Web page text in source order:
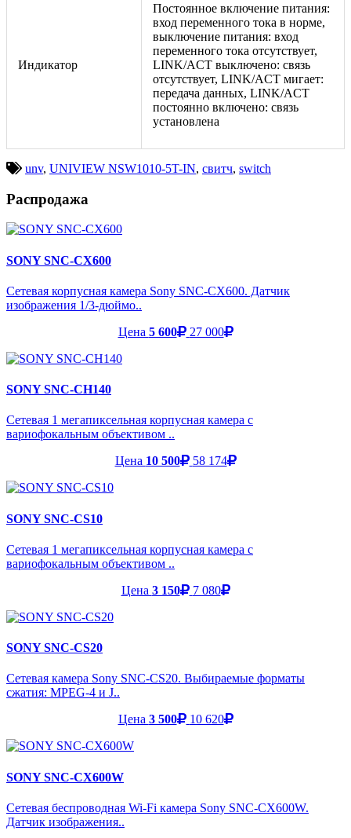
Индикатор
Постоянное включение питания:
вход переменного тока в норме,
выключение питания: вход
переменного тока отсутствует,
LINK/ACT выключено: связь
отсутствует, LINK/ACT мигает:
передача данных, LINK/ACT
постоянно включено: связь
установлена
unv, UNIVIEW NSW1010-5T-IN, свитч, switch
Распродажа
SONY SNC-CX600
Сетевая корпусная камера Sony SNC-CX600. Датчик
изображения 1/3-дюймо..
Цена 5 600 27 000
SONY SNC-CH140
Сетевая 1 мегапиксельная корпусная камера с
вариофокальным объективом ..
Цена 10 500 58 174
SONY SNC-CS10
Сетевая 1 мегапиксельная корпусная камера с
вариофокальным объективом ..
Цена 3 150 7 080
SONY SNC-CS20
Сетевая камера Sony SNC-CS20. Выбираемые форматы
сжатия: MPEG-4 и J..
Цена 3 500 10 620
SONY SNC-CX600W
Сетевая беспроводная Wi-Fi камера Sony SNC-CX600W.
Датчик изображения..